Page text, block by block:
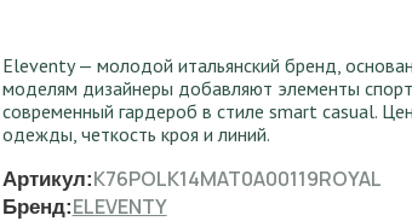
Eleventy — молодой итальянский бренд,
моделям дизайнеры добавляют элементы
современный гардероб в стиле smart casual.
одежды, четкость кроя и линий.
Артикул:K76POLK14MAT0A00119ROYAL
Бренд:ELEVENTY